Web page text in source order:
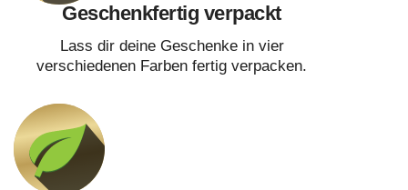
Geschenkfertig verpackt
Lass dir deine Geschenke in vier
verschiedenen Farben fertig verpacken.